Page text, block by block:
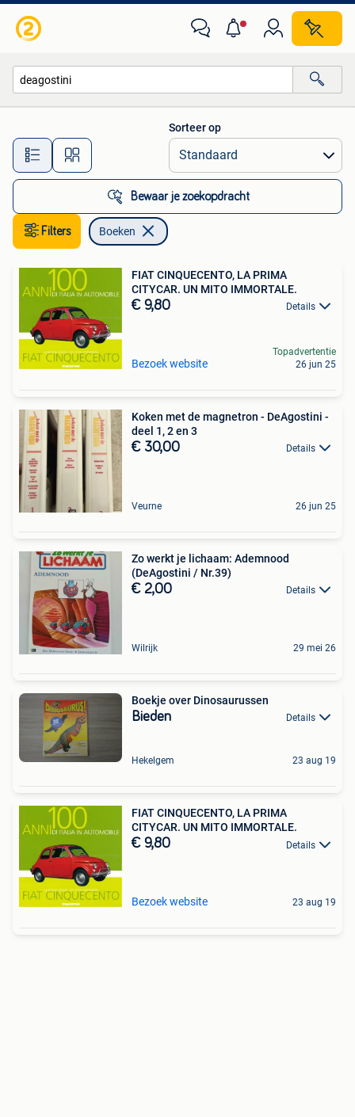
Alle afstanden…
Sorteer op
Bewaar je zoekopdracht
Filters Boeken
FIAT CINQUECENTO, LA PRIMA
CITYCAR. UN MITO IMMORTALE.
€ 9,80 Details
Bezoek website
Topadvertentie
26 jun 25
Koken met de magnetron - DeAgostini -
deel 1, 2 en 3
€ 30,00 Details
Veurne 26 jun 25
Zo werkt je lichaam: Ademnood
(DeAgostini / Nr.39)
€ 2,00 Details
Wilrijk 29 mei 26
Boekje over Dinosaurussen
Bieden Details
Hekelgem 23 aug 19
FIAT CINQUECENTO, LA PRIMA
CITYCAR. UN MITO IMMORTALE.
€ 9,80 Details
Bezoek website 23 aug 19